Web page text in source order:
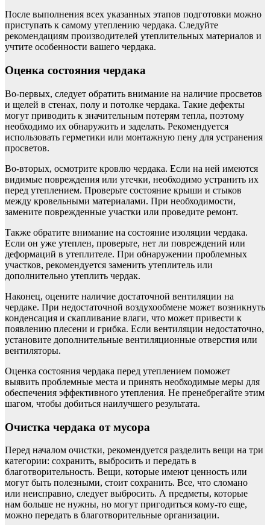
После выполнения всех указанных этапов подготовки можно
приступать к самому утеплению чердака. Следуйте
рекомендациям производителей утеплительных материалов и
учтите особенности вашего чердака.
Оценка состояния чердака
Во-первых, следует обратить внимание на наличие просветов
и щелей в стенах, полу и потолке чердака. Такие дефекты
могут приводить к значительным потерям тепла, поэтому
необходимо их обнаружить и заделать. Рекомендуется
использовать герметики или монтажную пену для устранения
просветов.
Во-вторых, осмотрите кровлю чердака. Если на ней имеются
видимые повреждения или утечки, необходимо устранить их
перед утеплением. Проверьте состояние крыши и стыков
между кровельными материалами. При необходимости,
замените поврежденные участки или проведите ремонт.
Также обратите внимание на состояние изоляции чердака.
Если он уже утеплен, проверьте, нет ли повреждений или
деформаций в утеплителе. При обнаружении проблемных
участков, рекомендуется заменить утеплитель или
дополнительно утеплить чердак.
Наконец, оцените наличие достаточной вентиляции на
чердаке. При недостаточной воздухообмене может возникнуть
конденсация и скапливание влаги, что может привести к
появлению плесени и грибка. Если вентиляции недостаточно,
установите дополнительные вентиляционные отверстия или
вентиляторы.
Оценка состояния чердака перед утеплением поможет
выявить проблемные места и принять необходимые меры для
обеспечения эффективного утепления. Не пренебрегайте этим
шагом, чтобы добиться наилучшего результата.
Очистка чердака от мусора
Перед началом очистки, рекомендуется разделить вещи на три
категории: сохранить, выбросить и передать в
благотворительность. Вещи, которые имеют ценность или
могут быть полезными, стоит сохранить. Все, что сломано
или неисправно, следует выбросить. А предметы, которые
нам больше не нужны, но могут пригодиться кому-то еще,
можно передать в благотворительные организации.